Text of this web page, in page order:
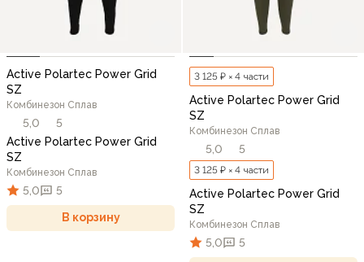
Active Polartec Power Grid
SZ
Комбинезон Сплав
5,0
5
Active Polartec Power Grid
SZ
Комбинезон Сплав
5,0 5
В корзину
3 125 ₽ × 4 части
Active Polartec Power Grid
SZ
Комбинезон Сплав
5,0 5
3 125 ₽ × 4 части
Active Polartec Power Grid
SZ
Комбинезон Сплав
5,0 5